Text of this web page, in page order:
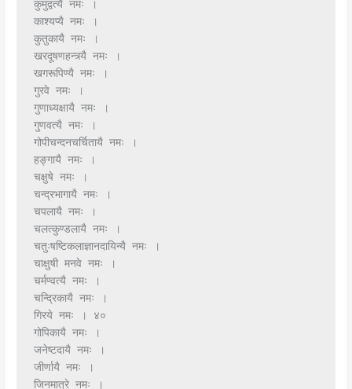
कुमुद्वत्यै नमः ।
काश्यप्यै नमः ।
कुतुकायै नमः ।
खरदूषणहन्त्र्यै नमः ।
खगरूपिण्यै नमः ।
गुरवे नमः ।
गुणाध्यक्षायै नमः ।
गुणवत्यै नमः ।
गोपीचन्दनचर्चितायै नमः ।
हङ्गायै नमः ।
चक्षुषे नमः ।
चन्द्रभागायै नमः ।
चपलायै नमः ।
चलत्कुण्डलायै नमः ।
चतुःषष्टिकलाज्ञानदायिन्यै नमः ।
चाक्षुषी मनवे नमः ।
चर्मण्वत्यै नमः ।
चन्द्रिकायै नमः ।
गिरये नमः । ४०
गोपिकायै नमः ।
जनेष्टदायै नमः ।
जीर्णायै नमः ।
जिनमात्रे नमः ।